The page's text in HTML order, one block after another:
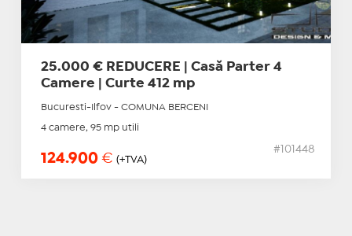
25.000 € REDUCERE | Casă Parter 4
Camere | Curte 412 mp
Bucuresti-Ilfov - COMUNA BERCENI
4 camere, 95 mp utili
124.900 € (+TVA)
#101448